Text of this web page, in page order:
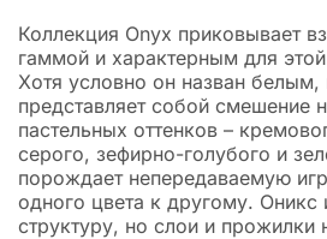
Коллекция Onyx приковывает
гаммой и характерным для
Хотя условно он назван
представляет собой смешение
пастельных оттенков –
серого, зефирно-голубого и
порождает непередаваемую
одного цвета к другому. Оникс
структуру, но слои и